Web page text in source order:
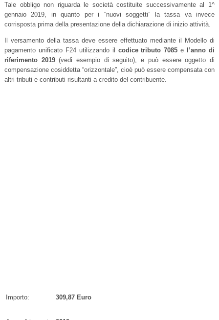
Tale obbligo non riguarda le società costituite successivamente al 1^
gennaio 2019, in quanto per i “nuovi soggetti” la tassa va invece
corrisposta prima della presentazione della dichiarazione di inizio attività.
Il versamento della tassa deve essere effettuato mediante il Modello di
pagamento unificato F24 utilizzando il codice tributo 7085e
l’anno di
riferimento 2019(vedi esempio di seguito), e può essere oggetto di
compensazione cosiddetta “orizzontale”, cioè può essere compensata con
altri tributi e contributi risultanti a credito del contribuente.
Importo: 309,87 Euro